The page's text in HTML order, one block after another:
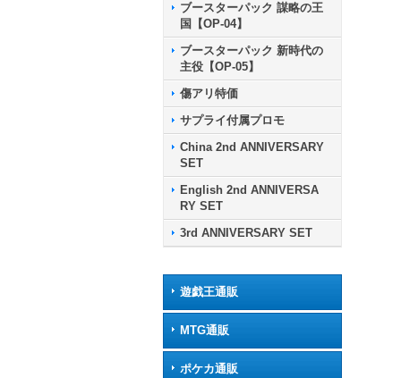
ブースターパック 謀略の王
国【OP-04】
ブースターパック 新時代の
主役【OP-05】
傷アリ特価
サプライ付属プロモ
China 2nd ANNIVERSARY
SET
English 2nd ANNIVERSA
RY SET
3rd ANNIVERSARY SET
遊戯王通販
MTG通販
ポケカ通販